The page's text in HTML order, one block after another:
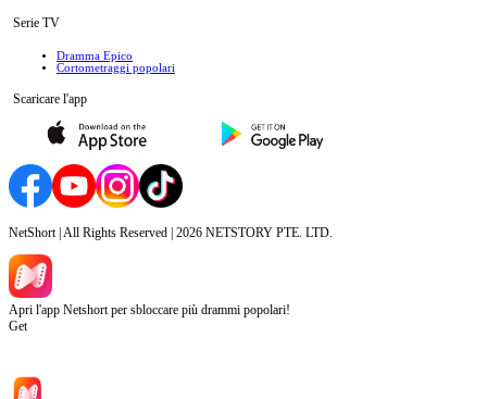
Serie TV
Dramma Epico
‌Cortometraggi popolari
Scaricare l'app
NetShort | All Rights Reserved | 2026 NETSTORY PTE. LTD.
Apri l'app Netshort per sbloccare più drammi popolari!
Get